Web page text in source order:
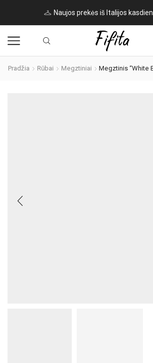
Naujos prekės iš Italijos
Pradžia Rūbai Megztiniai Megztinis “White